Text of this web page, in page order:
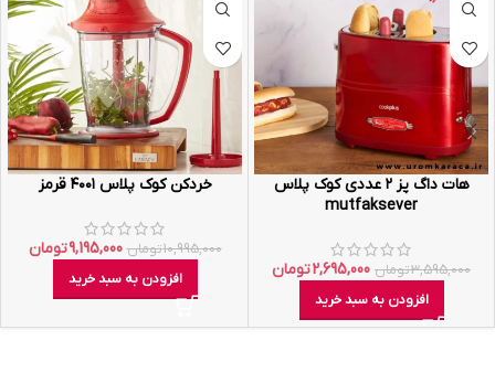
هات داگ پز ۲ عددی کوک پلاس
mutfaksever
3,595,000تومان 2,695,000تومان
افزودن به سبد خرید
خردکن کوک پلاس ۴۰۰۱ قرمز
10,995,000تومان 9,195,000تومان
افزودن به سبد خرید